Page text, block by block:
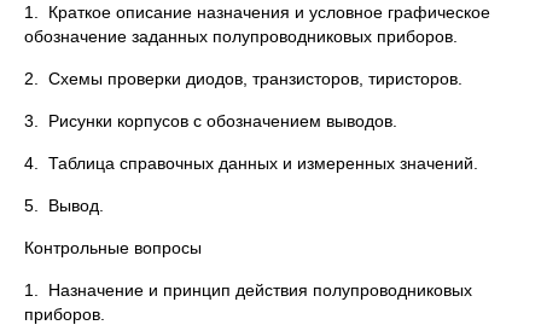
1. Краткое описание назначения и условное графическое
обозначение заданных полупроводниковых приборов.
2. Схемы проверки диодов, транзисторов, тиристоров.
3. Рисунки корпусов с обозначением выводов.
4. Таблица справочных данных и измеренных значений.
5. Вывод.
Контрольные вопросы
1. Назначение и принцип действия полупроводниковых
приборов.